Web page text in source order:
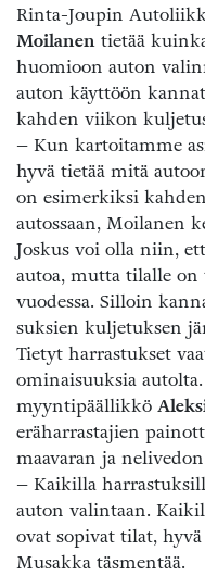
Rinta-Joupin
Moilanen tietää
huomioon auton
auton käyttöön
kahden viikon
– Kun kartoitamme
hyvä tietää mitä
on esimerkiksi
autossaan, Moilanen
Joskus voi olla niin,
autoa, mutta tilalle
vuodessa. Silloin
suksien kuljetuksen
Tietyt harrastukset
ominaisuuksia
myyntipäällikkö
eräharrastajien
maavaran ja
– Kaikilla
auton valintaan.
ovat sopivat tilat,
Musakka täsmentää.